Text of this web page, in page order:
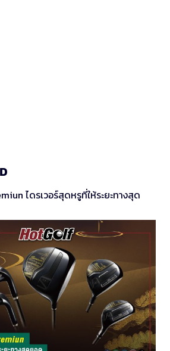
ไดรเวอร์สุดหรูที่ให้ระยะทางสุด